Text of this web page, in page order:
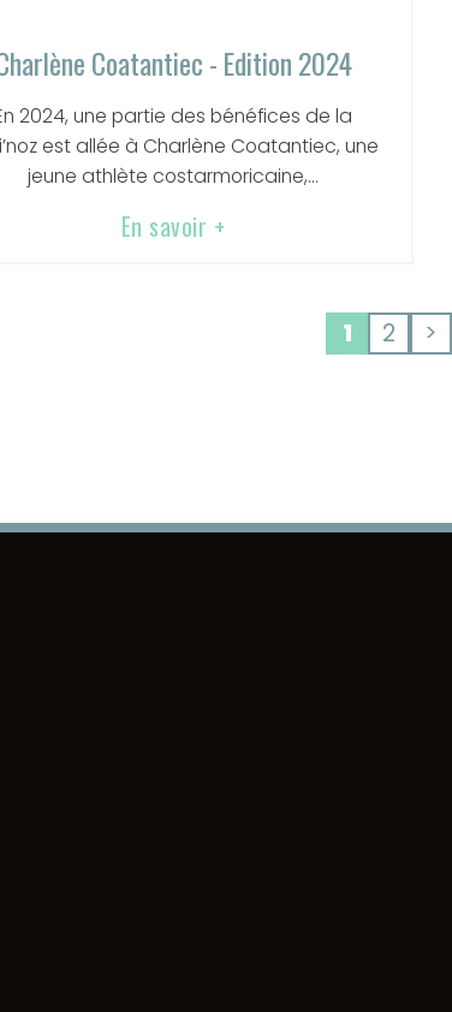
Coatantiec - Edition 2024
2024, une partie des bénéfices de la
est allée à Charlène Coatantiec, une
jeune athlète costarmoricaine,...
En savoir +
1 2 >